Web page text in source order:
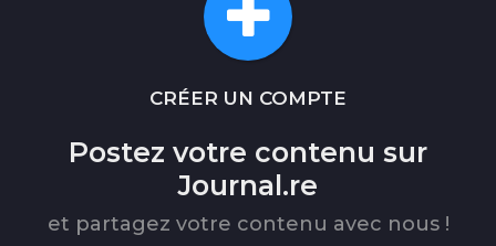
CRÉER UN COMPTE
Postez votre contenu sur
Journal.re
et partagez votre contenu avec nous !